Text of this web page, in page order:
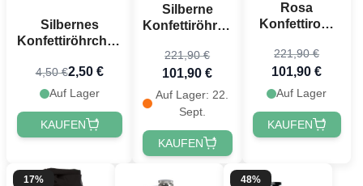
Silbernes
Konfettiröhrchen
PartyVikings -
Metallic
4,50 €2,50 €
Auf Lager
KAUFEN
Silberne
Konfettiröhren
PartyVikings
50x - Metallic
Rechteckig
221,90 €
101,90 €
Auf Lager: 22.
Sept.
KAUFEN
Rosa
Konfettirohr
PartyVikings
50x -
Metallisch
221,90 €
101,90 €
Auf Lager
KAUFEN
17% 48%